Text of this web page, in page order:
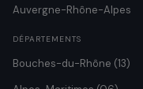
Auvergne-Rhône-Alpes
DÉPARTEMENTS
Bouches-du-Rhône (13)